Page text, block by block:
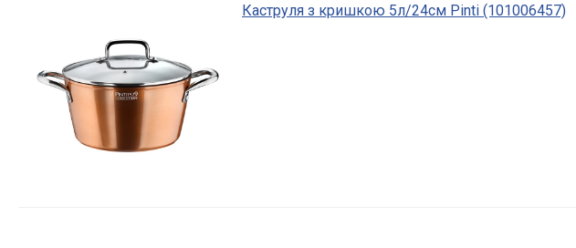
Каструля з кришкою 5л/24см Pinti (101006457)